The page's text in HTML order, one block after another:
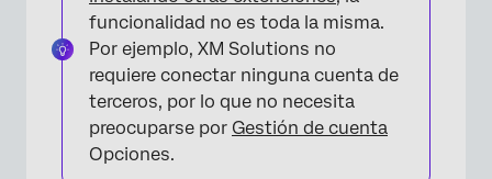
funcionalidad no es toda la misma.
Por ejemplo, XM Solutions no
requiere conectar ninguna cuenta de
terceros, por lo que no necesita
preocuparse por Gestión de cuenta
Opciones.